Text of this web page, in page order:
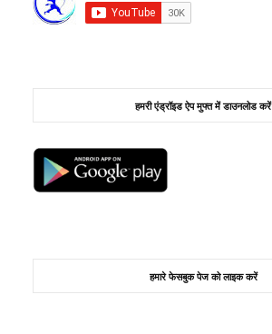
हमरी एंड्रॉइड ऐप मुफ्त में डाउनलोड करें
हमारे फेसबुक पेज को लाइक करें